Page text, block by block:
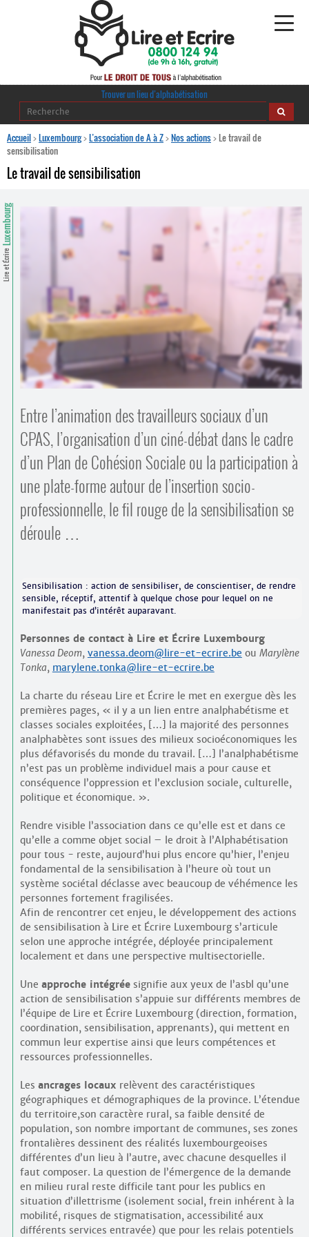
Alphabétisation
·
Ressources pédagogiques
Comprendre et parler
Bienvenue en Belgique
Espace presse
Trouver un lieu d’alphabétisation
Trouver un lieu d’alphabétisation
Accueil>Luxembourg>L’association de A à Z>Nos actions>Le travail de
sensibilisation
Le travail de sensibilisation
Lire et Écrire
Luxembourg
Entre l’animation des travailleurs sociaux d’un
CPAS, l’organisation d’un ciné-débat dans le cadre
d’un Plan de Cohésion Sociale ou la participation à
une plate-forme autour de l’insertion socio-
professionnelle, le fil rouge de la sensibilisation se
déroule …
Sensibilisation : action de sensibiliser, de conscientiser, de rendre
sensible, réceptif, attentif à quelque chose pour lequel on ne
manifestait pas d’intérêt auparavant.
Personnes de contact à Lire et Écrire Luxembourg
Vanessa Deom, vanessa.deom@lire-et-ecrire.be ou Marylène
Tonka, marylene.tonka@lire-et-ecrire.be
La charte du réseau Lire et Écrire le met en exergue dès les
premières pages, « il y a un lien entre analphabétisme et
classes sociales exploitées, […] la majorité des personnes
analphabètes sont issues des milieux socioéconomiques les
plus défavorisés du monde du travail. […] l’analphabétisme
n’est pas un problème individuel mais a pour cause et
conséquence l’oppression et l’exclusion sociale, culturelle,
politique et économique. ».
Rendre visible l’association dans ce qu’elle est et dans ce
qu’elle a comme objet social – le droit à l’Alphabétisation
pour tous - reste, aujourd’hui plus encore qu’hier, l’enjeu
fondamental de la sensibilisation à l’heure où tout un
système sociétal déclasse avec beaucoup de véhémence les
personnes fortement fragilisées.
Afin de rencontrer cet enjeu, le développement des actions
de sensibilisation à Lire et Écrire Luxembourg s’articule
selon une approche intégrée, déployée principalement
localement et dans une perspective multisectorielle.
Une approche intégréesignifie aux yeux de l’asbl qu’une
action de sensibilisation s’appuie sur différents membres de
l’équipe de Lire et Écrire Luxembourg (direction, formation,
coordination, sensibilisation, apprenants), qui mettent en
commun leur expertise ainsi que leurs compétences et
ressources professionnelles.
Les ancrages locaux relèvent des caractéristiques
géographiques et démographiques de la province. L’étendue
du territoire,son caractère rural, sa faible densité de
population, son nombre important de communes, ses zones
frontalières dessinent des réalités luxembourgeoises
différentes d’un lieu à l’autre, avec chacune desquelles il
faut composer. La question de l’émergence de la demande
en milieu rural reste difficile tant pour les publics en
situation d’illettrisme (isolement social, frein inhérent à la
mobilité, risques de stigmatisation, accessibilité aux
différents services entravée) que pour les relais potentiels